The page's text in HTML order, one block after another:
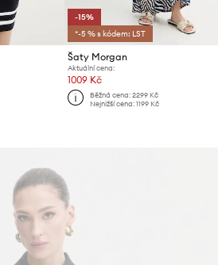
-15%
*-5 % s kódem: LST
Šaty Morgan
Aktuální cena:
1009 Kč
Běžná cena: 2299 Kč
Nejnižší cena: 1199 Kč